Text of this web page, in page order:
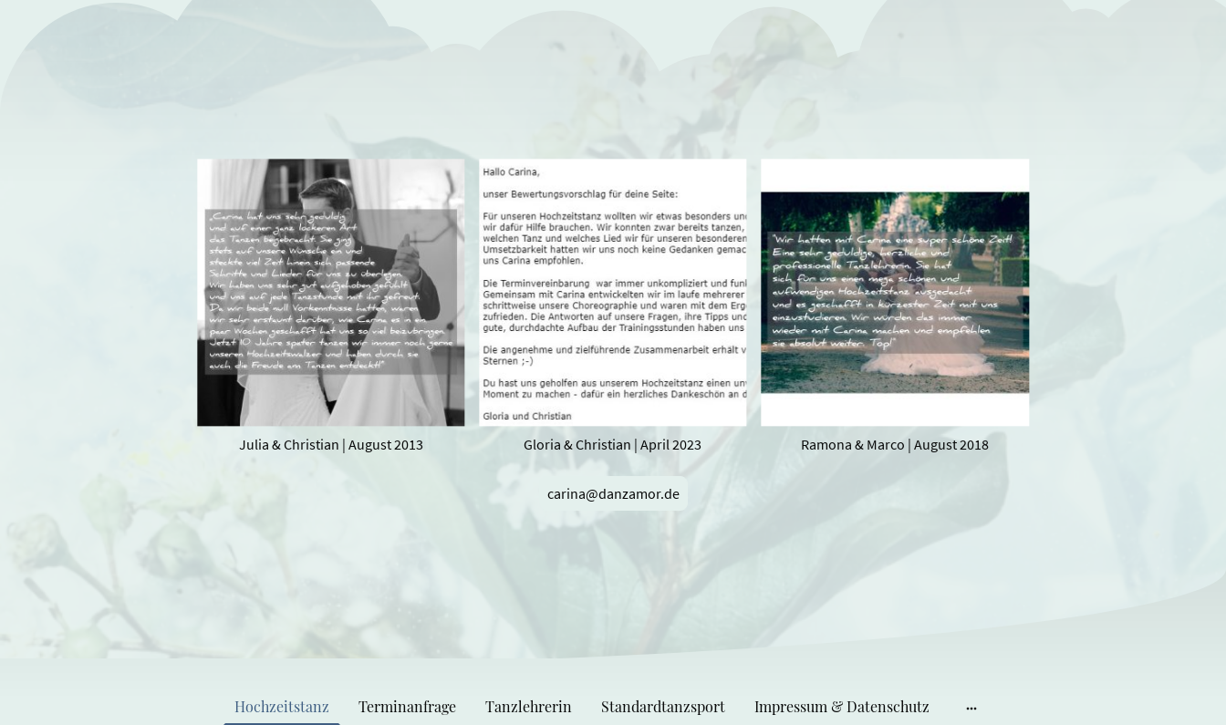
Julia & Christian | August 2013 Gloria & Christian | April 2023 Ramona & Marco | August 2018
carina@danzamor.de
Hochzeitstanz Terminanfrage Tanzlehrerin Standardtanzsport Impressum & Datenschutz